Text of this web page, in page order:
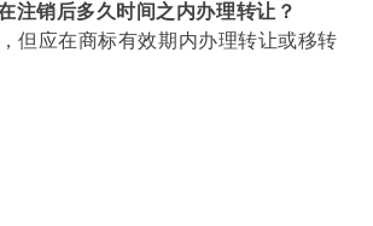
注销后多久时间之内办理转让？
但应在商标有效期内办理转让或移转